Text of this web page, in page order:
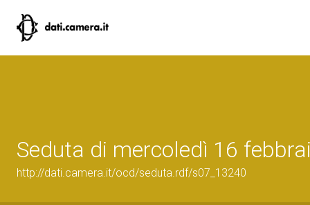
Seduta di mercoledì 16
http://dati.camera.it/ocd/seduta.rdf/s07_13240